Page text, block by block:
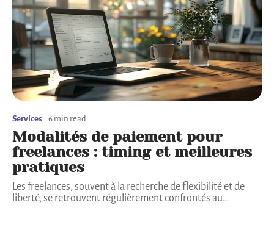
Services 6 min read
Modalités de paiement pour
freelances : timing et meilleures
pratiques
Les freelances, souvent à la recherche de flexibilité et de
liberté, se retrouvent régulièrement confrontés au…